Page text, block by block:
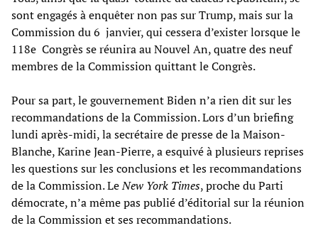
sont engagés à enquêter non pas sur Trump, mais sur la
Commission du 6 janvier, qui cessera d’exister lorsque le
118e Congrès se réunira au Nouvel An, quatre des neuf
membres de la Commission quittant le Congrès.
Pour sa part, le gouvernement Biden n’a rien dit sur les
recommandations de la Commission. Lors d’un briefing
lundi après-midi, la secrétaire de presse de la Maison-
Blanche, Karine Jean-Pierre, a esquivé à plusieurs reprises
les questions sur les conclusions et les recommandations
de la Commission. LeNew York Times, proche du Parti
démocrate, n’a même pas publié d’éditorial sur la réunion
de la Commission et ses recommandations.